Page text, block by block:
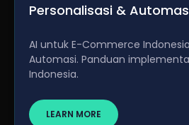
Personalisasi &
AI untuk E-Commerce
Automasi. Panduan
Indonesia.
LEARN MORE